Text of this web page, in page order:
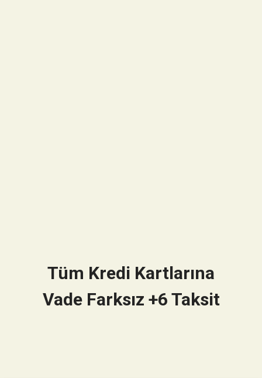
Tüm Kredi Kartlarına
Vade Farksız +6 Taksit